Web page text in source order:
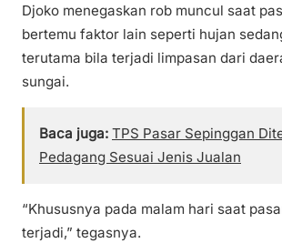
Djoko menegaskan rob muncul saat
bertemu faktor lain seperti hujan
terutama bila terjadi limpasan dari
sungai.
Baca juga: TPS Pasar Sepinggan
Pedagang Sesuai Jenis Jualan
“Khususnya pada malam hari saat
terjadi,” tegasnya.